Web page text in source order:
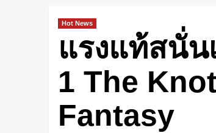
Hot News
แรงแท้สนั่น
1 The
Fantasy